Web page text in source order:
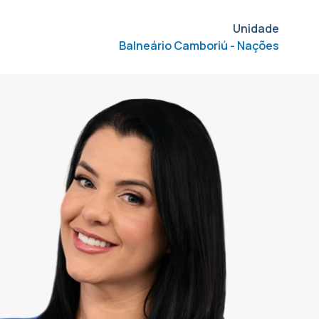
Unidade
Balneário Camboriú - Nações